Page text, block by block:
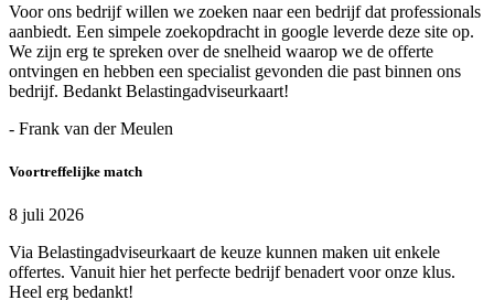
Voor ons bedrijf willen we zoeken naar een bedrijf dat professionals
aanbiedt. Een simpele zoekopdracht in google leverde deze site op.
We zijn erg te spreken over de snelheid waarop we de offerte
ontvingen en hebben een specialist gevonden die past binnen ons
bedrijf. Bedankt Belastingadviseurkaart!
- Frank van der Meulen
Voortreffelijke match
8 juli 2026
Via Belastingadviseurkaart de keuze kunnen maken uit enkele
offertes. Vanuit hier het perfecte bedrijf benadert voor onze klus.
Heel erg bedankt!